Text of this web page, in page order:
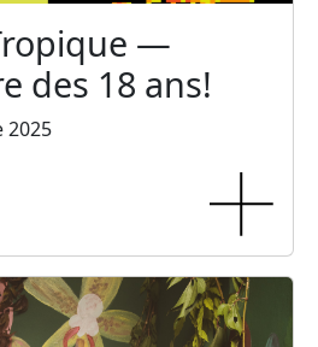
—
des 18 ans!
2025